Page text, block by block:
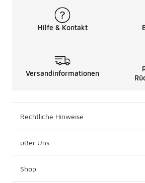
Hilfe & Kontakt
Versandinformationen
Rechtliche Hinweise
üBer Uns
Shop